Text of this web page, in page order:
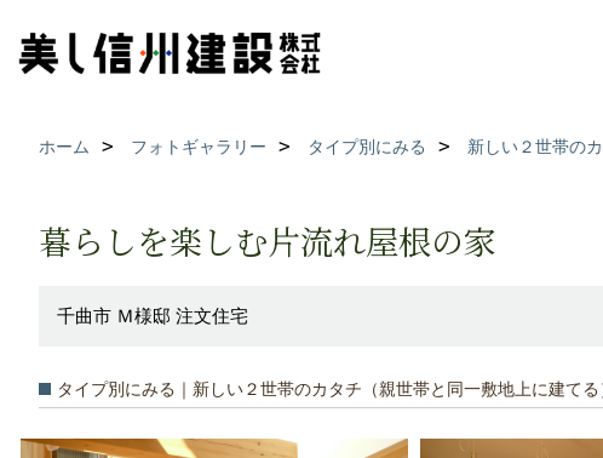
ホーム フォトギャラリー タイプ別にみる 新しい２世帯の
暮らしを楽しむ片流れ屋根の家
千曲市 Ｍ様邸 注文住宅
タイプ別にみる｜新しい２世帯のカタチ（親世帯と同一敷地上に建てる